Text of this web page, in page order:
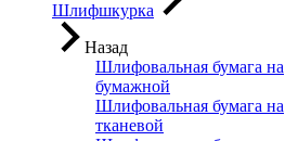
Шлифшкурка
Назад
Шлифовальная бумага на
бумажной
Шлифовальная бумага на
тканевой